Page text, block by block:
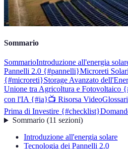
Sommario
SommarioIntroduzione all'energia
Pannelli 2.0 {#pannelli}Microreti
{#microreti}Storage Avanzato
Unione tra Agricoltura e Fotovoltaico
con l'IA {#ia}📺 Risorsa Video
Prima di Investire {#checklist}
Sommario(11 sezioni)
Introduzione all'energia solare
Tecnologia dei Pannelli 2.0